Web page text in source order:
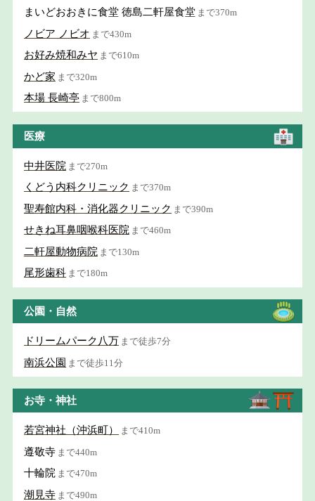
まいどおおきに食堂 徳島二軒屋食堂 まで370m
ノビア ノビオ まで430m
お好み焼和みヤ まで610m
かど家 まで320m
本場 長崎亭 まで800m
医療
中井医院 まで270m
くどう内科クリニック まで370m
聖寿館内科・消化器クリニック まで390m
せきね耳鼻咽喉科医院 まで460m
二軒屋動物病院 まで130m
尾形歯科 まで180m
公園・自然
ドリームパーク八万 まで徒歩7分
南浜公園 まで徒歩11分
お寺・神社
若宮神社（沖浜町） まで410m
遵敬寺 まで440m
十輪院 まで470m
潮見寺 まで490m